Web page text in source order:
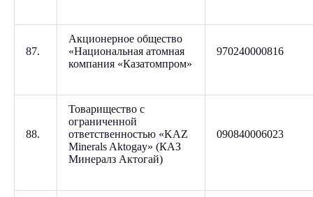
87.
Акционерное общество
«Национальная атомная
компания «Казатомпром»
970240000816
88.
Товарищество с
ограниченной
ответственностью «KAZ
Minerals Aktogay» (КАЗ
Минералз Актогай)
090840006023